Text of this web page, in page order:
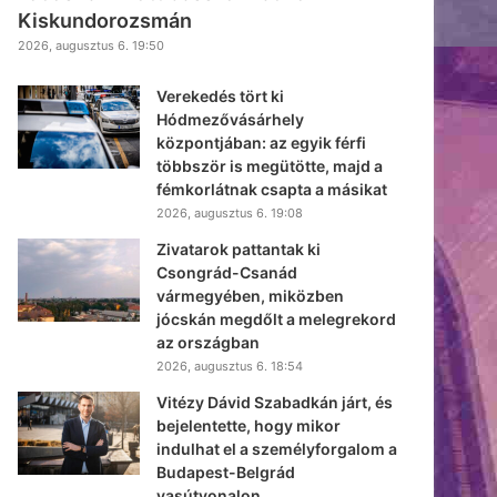
Kiskundorozsmán
2026, augusztus 6. 19:50
Verekedés tört ki
Hódmezővásárhely
központjában: az egyik férfi
többször is megütötte, majd a
fémkorlátnak csapta a másikat
2026, augusztus 6. 19:08
Zivatarok pattantak ki
Csongrád-Csanád
vármegyében, miközben
jócskán megdőlt a melegrekord
az országban
2026, augusztus 6. 18:54
Vitézy Dávid Szabadkán járt, és
bejelentette, hogy mikor
indulhat el a személyforgalom a
Budapest-Belgrád